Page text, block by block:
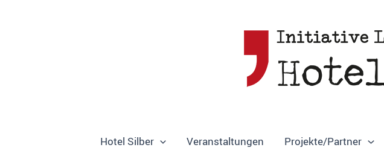
Hotel Silber Veranstaltungen Projekte/Partner